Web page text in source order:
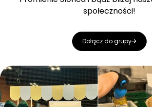
społeczności!
Dołącz do grupy